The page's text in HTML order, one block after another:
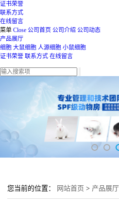
证书荣誉
联系方式
在线留言
菜单 Close 公司首页 公司介绍 公司动态
产品展厅
细胞 大鼠细胞 人源细胞 小鼠细胞
证书荣誉 联系方式 在线留言
您当前的位置： 网站首页 > 产品展厅